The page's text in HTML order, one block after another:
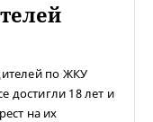
по ЖКУ
достигли 18 лет и
на их